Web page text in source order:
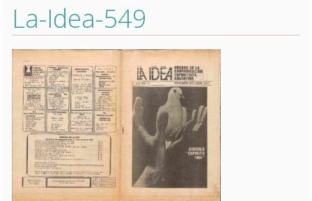
La-Idea-549